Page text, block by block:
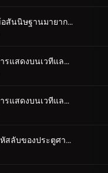
ตอนที่ 442 ข้อสันนิษฐานมายากลของโคนันและเฮจิ (ภาคไขปริศนา)
ตอนที่ 443 การแสดงบนเวทีและการลักพาตัว (ตอนแรก)
ตอนที่ 444 การแสดงบนเวทีและการลักพาตัว (ตอนจบ)
ตอนที่ 445 รหัสลับของประตูศาลเจ้า (ตอนแรก)